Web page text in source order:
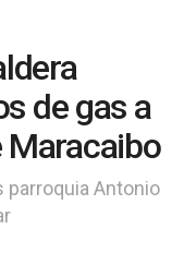
de gas a
parroquia Antonio